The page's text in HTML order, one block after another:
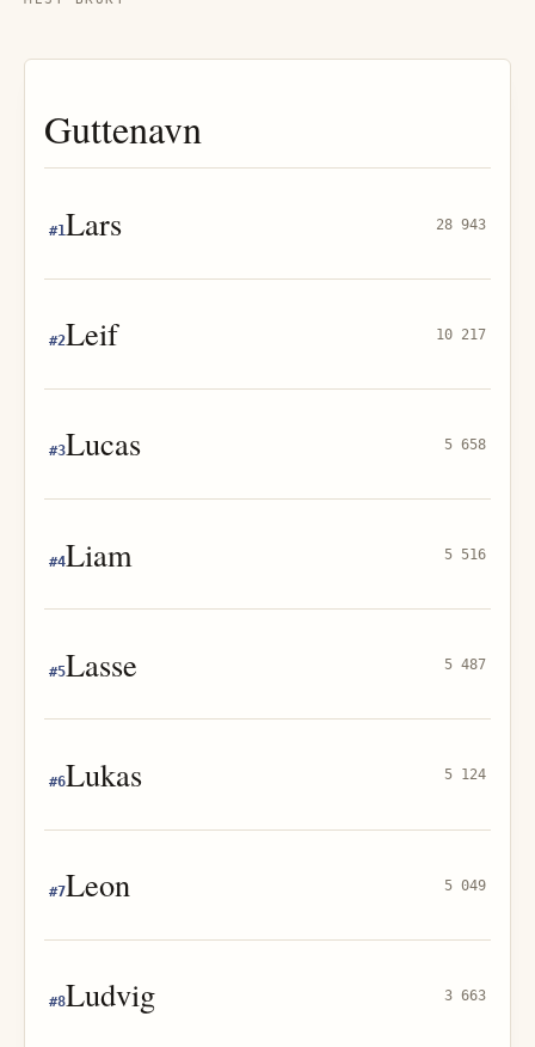
Guttenavn
#1Lars 28 943
#2Leif 10 217
#3Lucas 5 658
#4Liam 5 516
#5Lasse 5 487
#6Lukas 5 124
#7Leon 5 049
#8Ludvig 3 663